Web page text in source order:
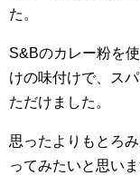
た。
S&Bのカレー粉を
けの味付けで、ス
ただけました。
思ったよりもとろ
ってみたいと思いま